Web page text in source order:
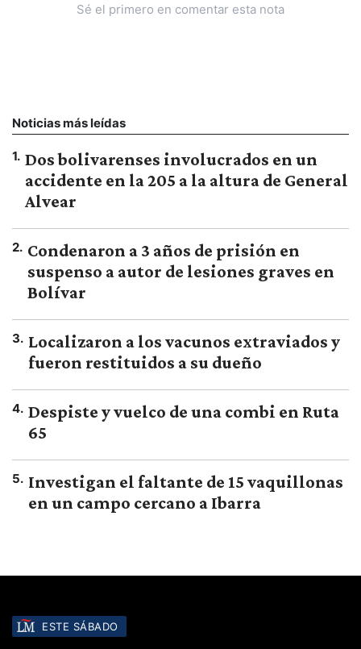
Sé el primero en comentar esta nota
Noticias más leídas
1. Dos bolivarenses involucrados en un
accidente en la 205 a la altura de General
Alvear
2. Condenaron a 3 años de prisión en
suspenso a autor de lesiones graves en
Bolívar
3. Localizaron a los vacunos extraviados y
fueron restituidos a su dueño
4. Despiste y vuelco de una combi en Ruta
65
5. Investigan el faltante de 15 vaquillonas
en un campo cercano a Ibarra
ESTE SÁBADO